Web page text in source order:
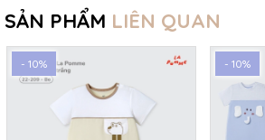
SẢN PHẨM LIÊN QUAN
- 10% - 10%